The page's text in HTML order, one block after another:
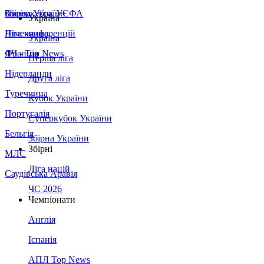
Збірна України
Італія
Німеччина
Франція
Нідерланди
Туреччина
Португалія
Бельгія
МЛС
Саудівська Аравія
Суперкубок УЄФА
Ліга конференцій
ЛЧ - Top News
Україна
Україна
Перша ліга
Друга ліга
Кубок України
Суперкубок України
Збірна України
Збірні
Ліга націй
ЧС 2026
Чемпіонати
Англія
Іспанія
АПЛ Top News